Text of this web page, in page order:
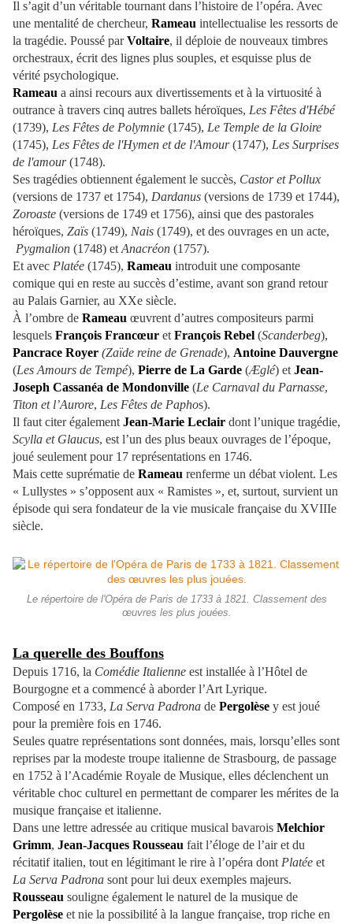
Il s’agit d’un véritable tournant dans l’histoire de l’opéra. Avec
une mentalité de chercheur, Rameau intellectualise les ressorts de
la tragédie. Poussé parVoltaire, il déploie de nouveaux timbres
orchestraux, écrit des lignes plus souples, et esquisse plus de
vérité psychologique.
Rameau a ainsi recours aux divertissements et à la virtuosité à
outrance à travers cinq autres ballets héroïques, Les Fêtes d'Hébé
(1739), Les Fêtes de Polymnie (1745), Le Temple de la Gloire
(1745), Les Fêtes de l'Hymen et de l'Amour(1747), Les Surprises
de l'amour(1748).
Ses tragédies obtiennent également le succès, Castor et Pollux
(versions de 1737 et 1754), Dardanus (versions de 1739 et 1744),
Zoroaste (versions de 1749 et 1756), ainsi que des pastorales
héroïques, Zaïs (1749), Nais (1749), et des ouvrages en un acte,
Pygmalion (1748) et Anacréon (1757).
Et avec Platée (1745), Rameau introduit une composante
comique qui en reste au succès d’estime, avant son grand retour
au Palais Garnier, au XXe siècle.
À l’ombre de Rameau œuvrent d’autres compositeurs parmi
lesquels François Francœur et François Rebel (Scanderbeg),
Pancrace Royer (Zaïde reine de Grenade), Antoine Dauvergne
(Les Amours de Tempé), Pierre de La Garde (Æglé) et Jean-
Joseph Cassanéa de Mondonville (Le Carnaval du Parnasse,
Titon et l’Aurore, Les Fêtes de Paphos).
Il faut citer également Jean-Marie Leclair dont l’unique tragédie,
Scylla et Glaucus, est l’un des plus beaux ouvrages de l’époque,
joué seulement pour 17 représentations en 1746.
Mais cette suprématie de Rameau renferme un débat violent. Les
« Lullystes » s’opposent aux « Ramistes », et, surtout, survient un
épisode qui sera fondateur de la vie musicale française du XVIIIe
siècle.
Le répertoire de l'Opéra de Paris de 1733 à 1821. Classement des
œuvres les plus jouées.
La querelle des Bouffons
Depuis 1716, la Comédie Italienne est installée à l’Hôtel de
Bourgogne et a commencé à aborder l’Art Lyrique.
Composé en 1733, La Serva Padrona de Pergolèse y est joué
pour la première fois en 1746.
Seules quatre représentations sont données, mais, lorsqu’elles sont
reprises par la modeste troupe italienne de Strasbourg, de passage
en 1752 à l’Académie Royale de Musique, elles déclenchent un
véritable choc culturel en permettant de comparer les mérites de la
musique française et italienne.
Dans une lettre adressée au critique musical bavarois Melchior
Grimm, Jean-Jacques Rousseau fait l’éloge de l’air et du
récitatif italien, tout en légitimant le rire à l’opéra dont Platée et
La Serva Padrona sont pour lui deux exemples majeurs.
Rousseau souligne également le naturel de la musique de
Pergolèse et nie la possibilité à la langue française, trop riche en